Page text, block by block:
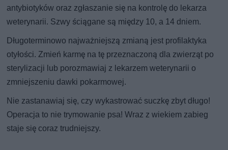
antybiotyków oraz zgłaszanie się na kontrolę do lekarza
weterynarii. Szwy ściągane są między 10, a 14 dniem.
Długoterminowo najważniejszą zmianą jest profilaktyka
otyłości. Zmień karmę na tę przeznaczoną dla zwierząt po
sterylizacji lub porozmawiaj z lekarzem weterynarii o
zmniejszeniu dawki pokarmowej.
Nie zastanawiaj się, czy wykastrować suczkę zbyt długo!
Operacja to nie trymowanie psa! Wraz z wiekiem zabieg
staje się coraz trudniejszy.